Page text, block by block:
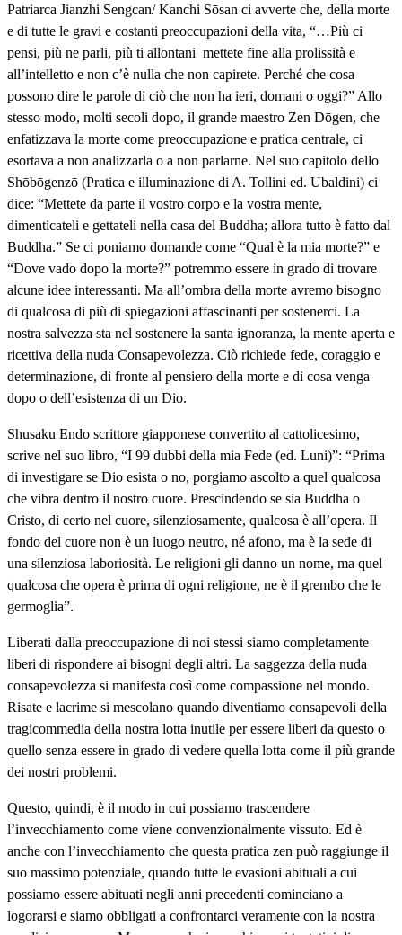
Patriarca Jianzhi Sengcan/ Kanchi Sōsan ci avverte che, della morte
e di tutte le gravi e costanti preoccupazioni della vita, “…Più ci
pensi, più ne parli, più ti allontani mettete fine alla prolissità e
all’intelletto e non c’è nulla che non capirete. Perché che cosa
possono dire le parole di ciò che non ha ieri, domani o oggi?” Allo
stesso modo, molti secoli dopo, il grande maestro Zen Dōgen, che
enfatizzava la morte come preoccupazione e pratica centrale, ci
esortava a non analizzarla o a non parlarne. Nel suo capitolo dello
Shōbōgenzō (Pratica e illuminazione di A. Tollini ed. Ubaldini) ci
dice: “Mettete da parte il vostro corpo e la vostra mente,
dimenticateli e gettateli nella casa del Buddha; allora tutto è fatto dal
Buddha.” Se ci poniamo domande come “Qual è la mia morte?” e
“Dove vado dopo la morte?” potremmo essere in grado di trovare
alcune idee interessanti. Ma all’ombra della morte avremo bisogno
di qualcosa di più di spiegazioni affascinanti per sostenerci. La
nostra salvezza sta nel sostenere la santa ignoranza, la mente aperta e
ricettiva della nuda Consapevolezza. Ciò richiede fede, coraggio e
determinazione, di fronte al pensiero della morte e di cosa venga
dopo o dell’esistenza di un Dio.
Shusaku Endo scrittore giapponese convertito al cattolicesimo,
scrive nel suo libro, “I 99 dubbi della mia Fede (ed. Luni)”: “Prima
di investigare se Dio esista o no, porgiamo ascolto a quel qualcosa
che vibra dentro il nostro cuore. Prescindendo se sia Buddha o
Cristo, di certo nel cuore, silenziosamente, qualcosa è all’opera. Il
fondo del cuore non è un luogo neutro, né afono, ma è la sede di
una silenziosa laboriosità. Le religioni gli danno un nome, ma quel
qualcosa che opera è prima di ogni religione, ne è il grembo che le
germoglia”.
Liberati dalla preoccupazione di noi stessi siamo completamente
liberi di rispondere ai bisogni degli altri. La saggezza della nuda
consapevolezza si manifesta così come compassione nel mondo.
Risate e lacrime si mescolano quando diventiamo consapevoli della
tragicommedia della nostra lotta inutile per essere liberi da questo o
quello senza essere in grado di vedere quella lotta come il più grande
dei nostri problemi.
Questo, quindi, è il modo in cui possiamo trascendere
l’invecchiamento come viene convenzionalmente vissuto. Ed è
anche con l’invecchiamento che questa pratica zen può raggiunge il
suo massimo potenziale, quando tutte le evasioni abituali a cui
possiamo essere abituati negli anni precedenti cominciano a
logorarsi e siamo obbligati a confrontarci veramente con la nostra